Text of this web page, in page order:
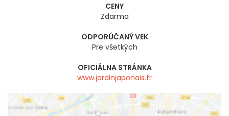
CENY
Zdarma
ODPORÚČANÝ VEK
Pre všetkých
OFICIÁLNA STRÁNKA
www.jardinjaponais.fr